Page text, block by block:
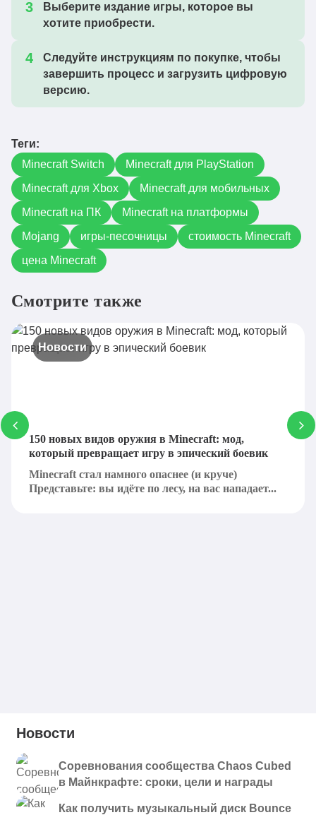
Выберите издание игры, которое вы
хотите приобрести.
Следуйте инструкциям по покупке, чтобы
завершить процесс и загрузить цифровую
версию.
Теги:
Minecraft Switch
Minecraft для PlayStation
Minecraft для Xbox
Minecraft для мобильных
Minecraft на ПК
Minecraft на платформы
Mojang
игры-песочницы
стоимость Minecraft
цена Minecraft
Смотрите также
Новости
150 новых видов оружия в Minecraft: мод,
который превращает игру в эпический боевик
Minecraft стал намного опаснее (и круче)
Представьте: вы идёте по лесу, на вас нападает...
Новости
Соревнования сообщества Chaos Cubed
в Майнкрафте: сроки, цели и награды
Как получить музыкальный диск Bounce